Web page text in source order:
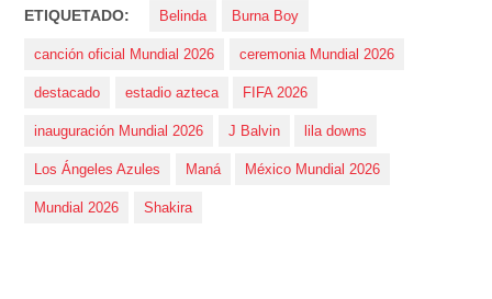
ETIQUETADO: Belinda Burna Boy
canción oficial Mundial 2026 ceremonia Mundial 2026
destacado estadio azteca FIFA 2026
inauguración Mundial 2026 J Balvin lila downs
Los Ángeles Azules Maná México Mundial 2026
Mundial 2026 Shakira